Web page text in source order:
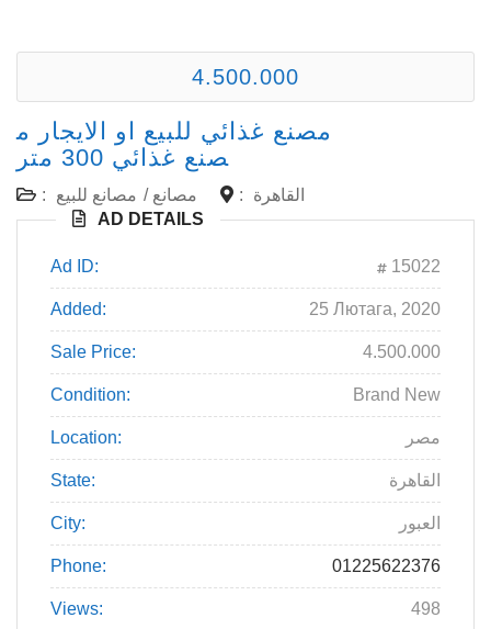
4.500.000
مصنع غذائي للبيع او الايجار م
صنع غذائي 300 متر
: مصانع / مصانع للبيع :
القاهرة
AD DETAILS
Ad ID: 15022
Added: 25 Лютага, 2020
Sale Price: 4.500.000
Condition: Brand New
Location: مصر
State: القاهرة
City: العبور
Phone: 01225622376
Views: 498